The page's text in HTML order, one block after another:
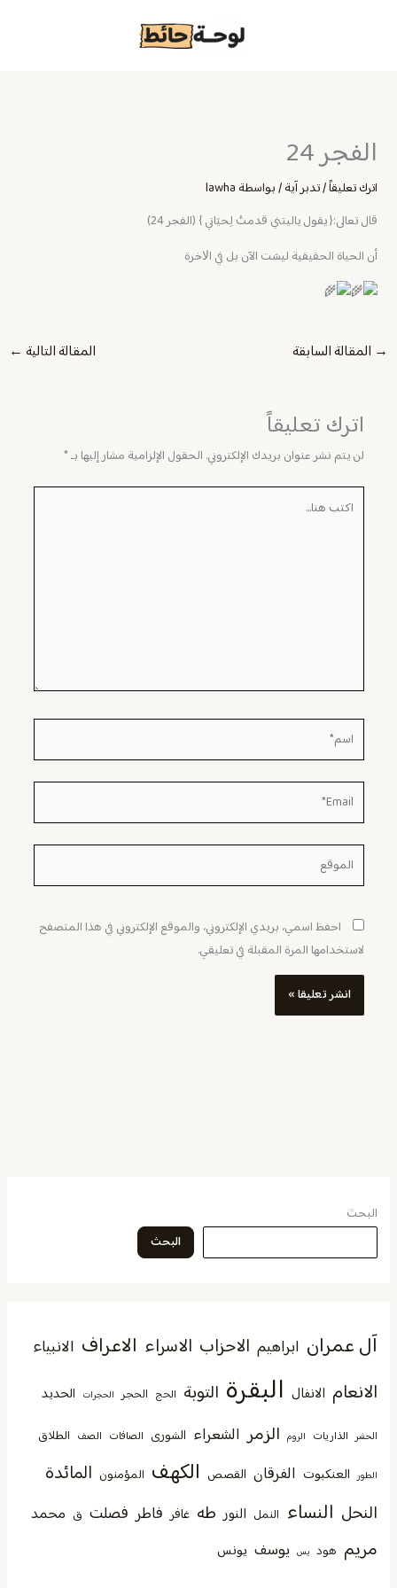
الفجر 24
اترك تعليقاً/تدبر آية/ بواسطة lawha
قال تعالى:{ يقول ياليتني قدمتُ لِحيَاتي } (الفجر 24)
أن الحياة الحقيقية ليسَت الآن بل في اﻻخرة
→ المقالة السابقة المقالة التالية ←
اترك تعليقاً
لن يتم نشر عنوان بريدك الإلكتروني. الحقول الإلزامية مشار إليها بـ*
اسم*
Email*
الموقع
احفظ اسمي، بريدي الإلكتروني، والموقع الإلكتروني في هذا المتصفح
لاستخدامها المرة المقبلة في تعليقي.
البحث
البحث
آل عمران ابراهيم الاحزاب الاسراء الاعراف الانبياء
الانعام الانفال البقرة التوبة الحج الحجر الحجرات الحديد
الحشر الذاريات الروم الزمر الشعراء الشورى الصافات الصف الطلاق
الطور العنكبوت الفرقان القصص الكهف المؤمنون المائدة
النحل النساء النمل النور طه غافر فاطر فصلت ق محمد
مريم هود يس يوسف يونس